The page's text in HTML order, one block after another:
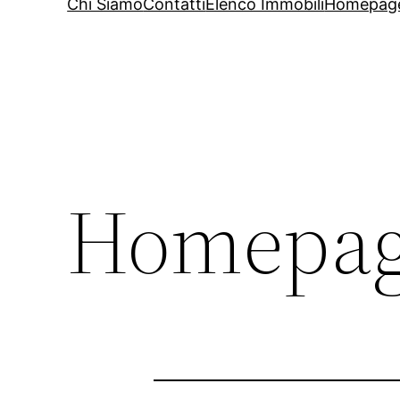
Chi SiamoContattiElenco Immobili